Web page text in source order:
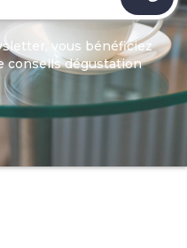
vous bénéficiez
conseils dégustation